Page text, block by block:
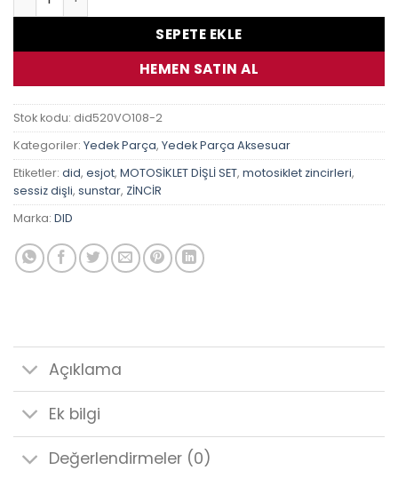
SEPETE EKLE
HEMEN SATIN AL
Stok kodu: did520VO108-2
Kategoriler: Yedek Parça, Yedek Parça Aksesuar
Etiketler: did, esjot, MOTOSİKLET DİŞLİ SET, motosiklet zincirleri,
sessiz dişli, sunstar, ZİNCİR
Marka: DID
Açıklama
Ek bilgi
Değerlendirmeler (0)